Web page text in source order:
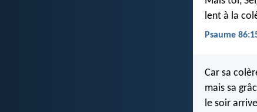
lent à la
Psaume
Car sa
mais sa
le soir